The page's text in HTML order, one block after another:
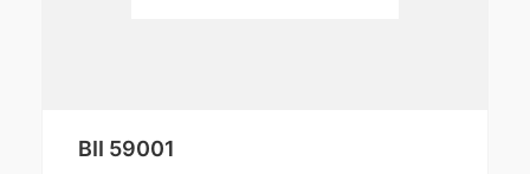
BII 59001